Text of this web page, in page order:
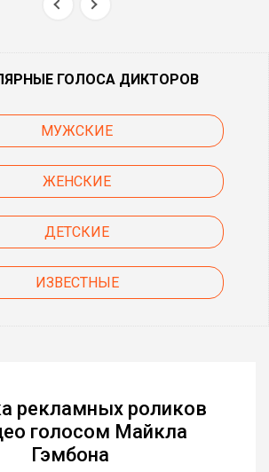
ГОЛОСА ДИКТОРОВ
МУЖСКИЕ
ЖЕНСКИЕ
ДЕТСКИЕ
ИЗВЕСТНЫЕ
рекламных роликов
голосом Майкла
Гэмбона